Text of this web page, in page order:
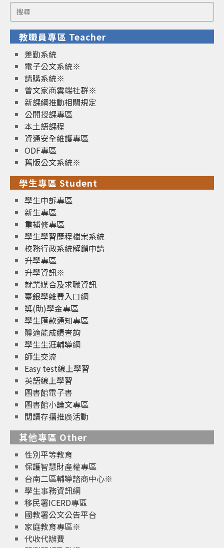
Search
for:
教職員專區 Teacher
差勤系統
電子公文系統※
請購系統※
曾文家商雲端社群※
新課綱推動相關規定
公開授課專區
本土語課程
資通安全維護專區
ODF專區
舊版公文系統※
學生專區 Student
學生申訴專區
新生專區
重補修專區
學生學習歷程檔案系統
校務行政系統解鎖申請
升學專區
升學資訊※
就業媒合及求職資訊
臺銀學雜費入口網
獎(助)學金專區
學生匯款通知專區
體適能成績查詢
學生生涯輔導網
師生交流
Easy test線上學習
英語線上學習
圖書館電子書
圖書館小論文專區
閱讀存摺推廣活動
其他專區 Other
性別平等教育
保護智慧財產權專區
台南二區輔導諮商中心※
學生事務資訊網
移民署ICERD專區
國教署公文公告平台
家庭教育專區※
代收代辦費